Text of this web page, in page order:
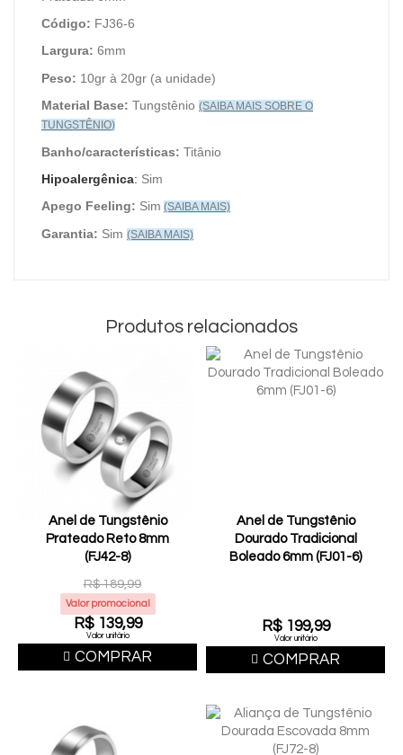
Código: FJ36-6
Largura: 6mm
Peso: 10gr à 20gr (a unidade)
Material Base: Tungstênio (SAIBA MAIS SOBRE O
TUNGSTÊNIO)
Banho/características: Titânio
Hipoalergênica: Sim
Apego Feeling: Sim (SAIBA MAIS)
Garantia: Sim (SAIBA MAIS)
Produtos relacionados
Anel de Tungstênio
Prateado Reto 8mm
(FJ42-8)
R$ 189,99
Valor promocional
R$ 139,99
Valor unitário
COMPRAR
Anel de Tungstênio
Dourado Tradicional
Boleado 6mm (FJ01-6)
R$ 199,99
Valor unitário
COMPRAR